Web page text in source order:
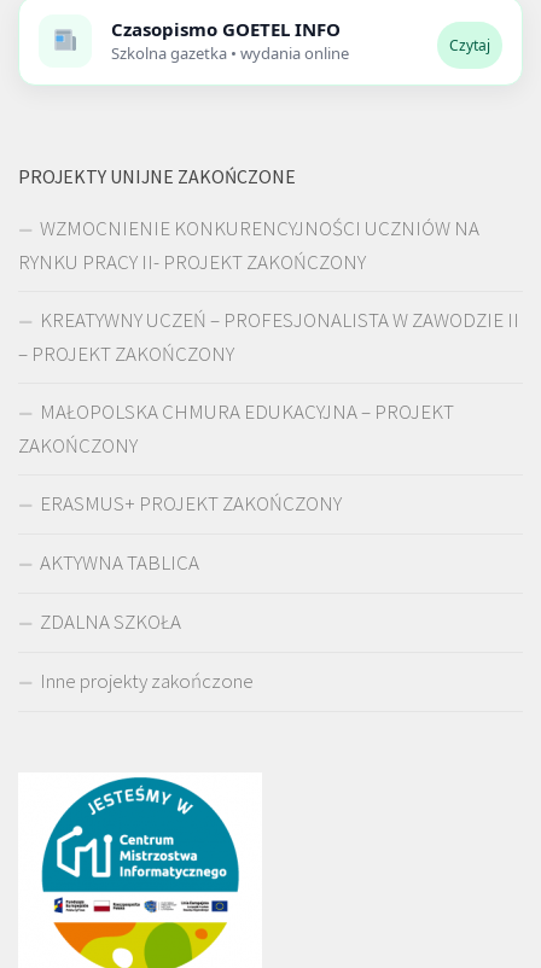
Czasopismo GOETEL INFO
Szkolna gazetka • wydania online Czytaj
PROJEKTY UNIJNE ZAKOŃCZONE
WZMOCNIENIE KONKURENCYJNOŚCI UCZNIÓW NA
RYNKU PRACY II- PROJEKT ZAKOŃCZONY
KREATYWNY UCZEŃ – PROFESJONALISTA W ZAWODZIE II
– PROJEKT ZAKOŃCZONY
MAŁOPOLSKA CHMURA EDUKACYJNA – PROJEKT
ZAKOŃCZONY
ERASMUS+ PROJEKT ZAKOŃCZONY
AKTYWNA TABLICA
ZDALNA SZKOŁA
Inne projekty zakończone